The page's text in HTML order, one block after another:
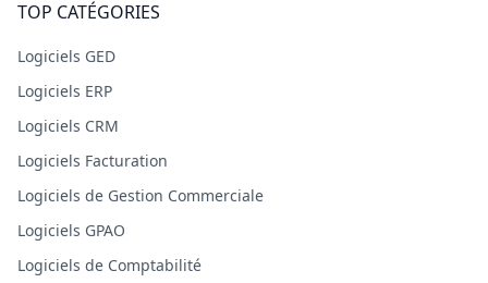
TOP CATÉGORIES
Logiciels GED
Logiciels ERP
Logiciels CRM
Logiciels Facturation
Logiciels de Gestion Commerciale
Logiciels GPAO
Logiciels de Comptabilité